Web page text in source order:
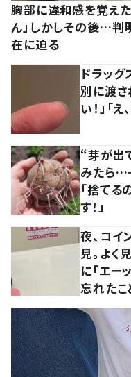
胸部に違和感を覚え
ん」しかしその後…判
在に迫る
ドラッ
別に渡
い！」「え
“芽が出
みたら
「捨てる
す！」
夜、コイ
見。よく
に「エー
忘れたこ